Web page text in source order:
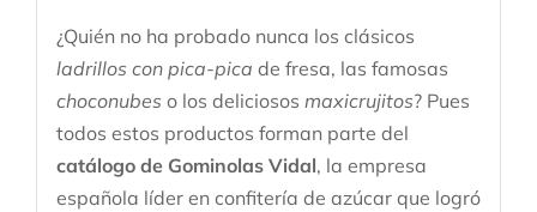
¿Quién no ha probado nunca los clásicos
ladrillos con pica-pica de fresa, las famosas
choconubes o los deliciosos maxicrujitos? Pues
todos estos productos forman parte del
catálogo de Gominolas Vidal, la empresa
española líder en confitería de azúcar que logró